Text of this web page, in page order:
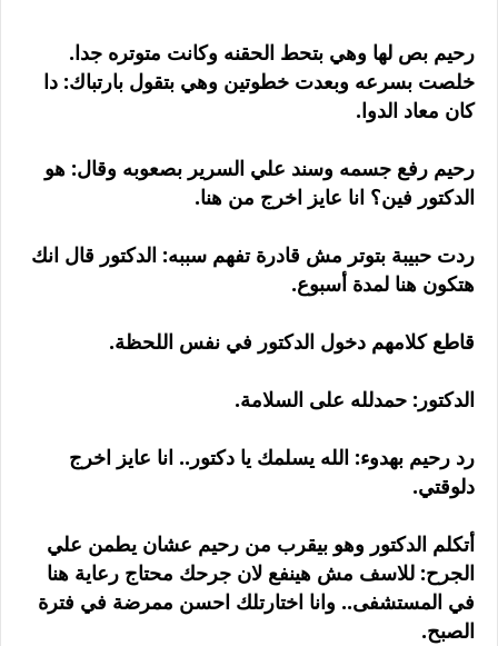
رحيم بص لها وهي بتحط الحقنه وكانت متوتره جدا.
خلصت بسرعه وبعدت خطوتين وهي بتقول بارتباك: دا
كان معاد الدوا.
رحيم رفع جسمه وسند علي السرير بصعوبه وقال: هو
الدكتور فين؟ انا عايز اخرج من هنا.
ردت حبيبة بتوتر مش قادرة تفهم سببه: الدكتور قال انك
هتكون هنا لمدة أسبوع.
قاطع كلامهم دخول الدكتور في نفس اللحظة.
الدكتور: حمدلله على السلامة.
رد رحيم بهدوء: الله يسلمك يا دكتور.. انا عايز اخرج
دلوقتي.
أتكلم الدكتور وهو بيقرب من رحيم عشان يطمن علي
الجرح: للاسف مش هينفع لان جرحك محتاج رعاية هنا
في المستشفى.. وانا اختارتلك احسن ممرضة في فترة
الصبح.